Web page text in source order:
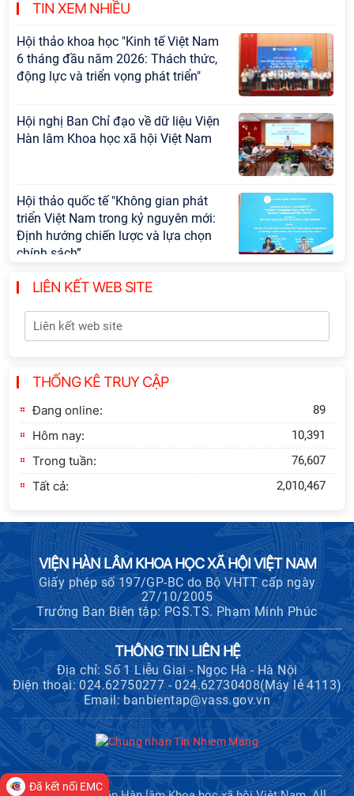
TIN XEM NHIỀU
cấp Bộ
Hội thảo khoa học "Kinh tế Việt Nam
6 tháng đầu năm 2026: Thách thức,
động lực và triển vọng phát triển"
Hội nghị Ban Chỉ đạo về dữ liệu Viện
Hàn lâm Khoa học xã hội Việt Nam
Hội thảo quốc tế "Không gian phát
triển Việt Nam trong kỷ nguyên mới:
Định hướng chiến lược và lựa chọn
chính sách”
Thông báo bổ sung về việc tuyển
năm 2026
xây dựng Thành Nhà Hồ ở núi An
LIÊN KẾT WEB SITE
THỐNG KÊ TRUY CẬP
Đang online: 89
Hôm nay: 10,391
Trong tuần: 76,607
Tất cả: 2,010,467
VIỆN HÀN LÂM KHOA HỌC XÃ HỘI VIỆT NAM
Giấy phép số 197/GP-BC do Bộ VHTT cấp ngày
27/10/2005
Trưởng Ban Biên tập: PGS.TS. Phạm Minh Phúc
THÔNG TIN LIÊN HỆ
Địa chỉ: Số 1 Liễu Giai - Ngọc Hà - Hà Nội
Điện thoại: 024.62750277 - 024.62730408(Máy lẻ 4113)
Email: banbientap@vass.gov.vn
Đã kết nối EMC